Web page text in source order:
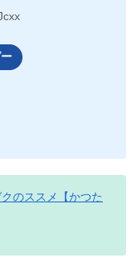
のススメ【かつた